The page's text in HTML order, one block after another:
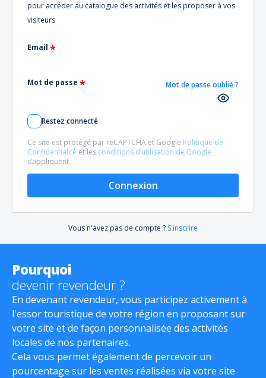
pour accéder au catalogue des activités et les proposer à vos
visiteurs
Email
Mot de passe Mot de passe oublié ?
Restez connecté
Ce site est protégé par reCAPTCHA et Google Politique de
Confidentialité et les conditions d’utilisation de Google
s’appliquent.
Connexion
Vous n'avez pas de compte ? S'inscrire
Pourquoi
devenir revendeur ?
En devenant revendeur, vous participez activement à
l'essor touristique de votre région en proposant sur
votre site et de façon personnalisée des activités
locales de nos partenaires.
Cela vous permet également de percevoir un
pourcentage sur les ventes réalisées via votre site